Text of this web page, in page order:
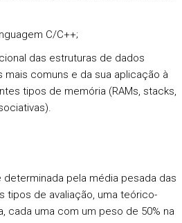
C/C++;
das estruturas de dados
mais comuns e da sua aplicação à
tipos de memória (RAMs, stacks,
pela média pesada das
tipos de avaliação, uma teórico-
cada uma com um peso de 50% na